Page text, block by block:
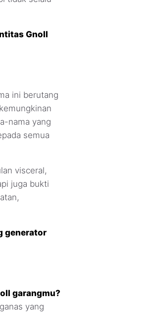
Gnoll
ini berutang
nama yang
semua
visceral,
juga bukti
generator
garangmu?
yang